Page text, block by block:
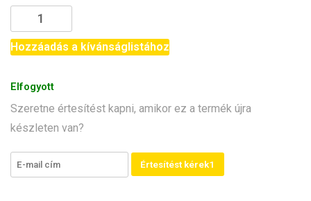
HELTEC
-
WiFi-
(433MHz,
0,96"
LoRa,
ESP-
Hozzáadás a kívánságlistához
Elfogyott
Szeretne értesítést kapni, amikor ez a termék újra
készleten van?
Értesítést kérek1